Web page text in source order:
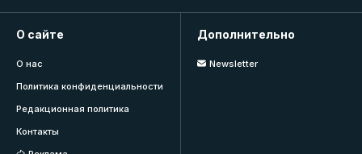
О сайте
О нас
Политика конфиденциальности
Редакционная политика
Контакты
Дополнительно
Newsletter